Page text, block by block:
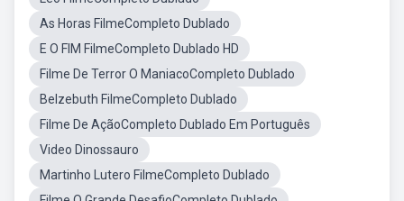
As Horas FilmeCompleto Dublado
E O FIM FilmeCompleto Dublado HD
Filme De Terror O ManiacoCompleto Dublado
Belzebuth FilmeCompleto Dublado
Filme De AçãoCompleto Dublado Em Português
Video Dinossauro
Martinho Lutero FilmeCompleto Dublado